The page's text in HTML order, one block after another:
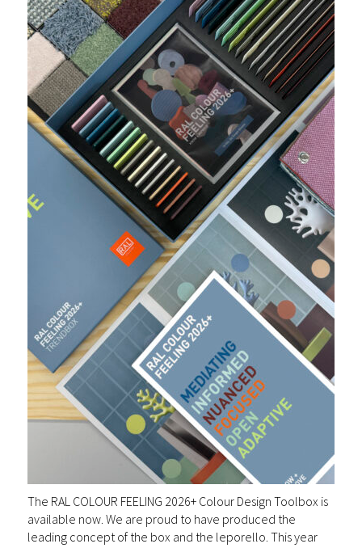
The RAL COLOUR FEELING 2026+ Colour Design Toolbox is
available now. We are proud to have produced the
leading concept of the box and the leporello. This year